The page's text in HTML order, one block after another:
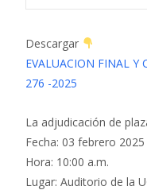
Descargar
EVALUACION FINAL Y
276 -2025
La adjudicación de
Fecha: 03 febrero 2025
Hora: 10:00 a.m.
Lugar: Auditorio de la